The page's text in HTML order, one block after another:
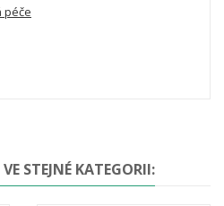
péče
STEJNÉ KATEGORII: